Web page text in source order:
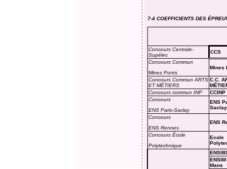
7-4 COEFFICIENTS DES
Concours Centrale-
Supélec
CCS
Concours Commun
Mines Ponts
Mines
Concours Commun ARTS
ET MÉTIERS
C.C.
Concours commun INP
CCINP
Concours
ENS Paris-Saclay
ENS
Saclay
Concours
ENS Rennes
ENS
Concours École
Polytechnique
Ecole
ENSIM
Mans